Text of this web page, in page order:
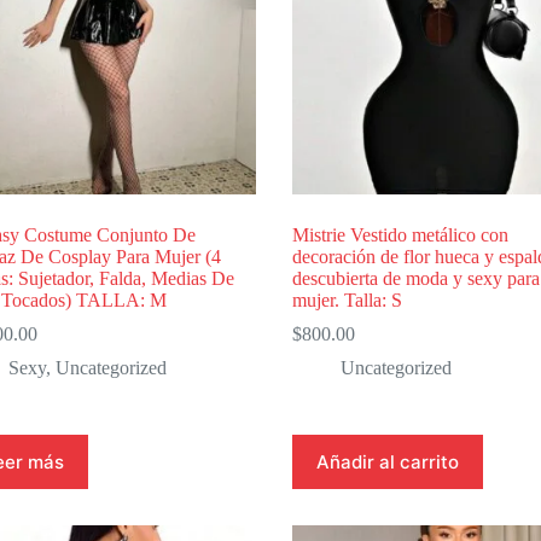
Costume Conjunto De
De Cosplay Para Mujer (4
Sujetador, Falda, Medias De
TALLA: M
Sexy, Uncategorized
más
Mistrie Vestido metálico con
decoración de flor hueca y
descubierta de moda y sexy para
mujer. Talla: S
$800.00
Uncategorized
Añadir al carrito